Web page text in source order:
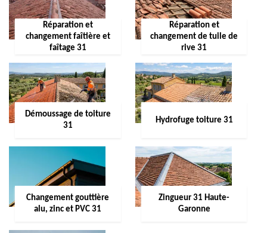
Réparation et
changement faîtière et
faîtage 31
Réparation et
changement de tuile de
rive 31
Démoussage de toiture
31
Hydrofuge toiture 31
Changement gouttière
alu, zinc et PVC 31
Zingueur 31 Haute-
Garonne